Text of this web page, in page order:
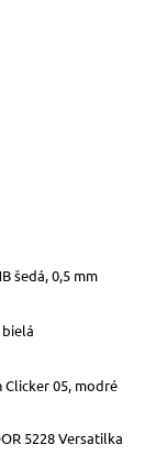
šedá, 0,5 mm
bielá
Clicker 05, modré
5228 Versatilka